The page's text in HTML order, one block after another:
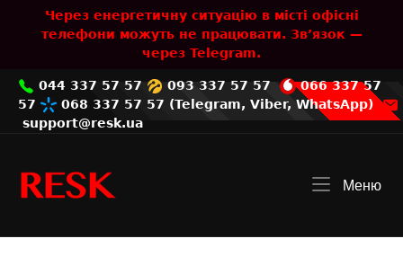
Через енергетичну ситуацію в місті офісні
телефони можуть не працювати. Зв’язок —
через Telegram.
044 337 57 57 093 337 57 57
066 337 57
57
068 337 57 57 (Telegram, Viber, WhatsApp)
support@resk.ua
Home
Меню